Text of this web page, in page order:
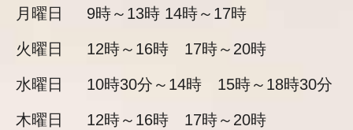
月曜日
9時～13時 14時～17時
火曜日 12時～16時 17時～20時
水曜日 10時30分～14時 15時～18時30分
木曜日 12時～16時 17時～20時